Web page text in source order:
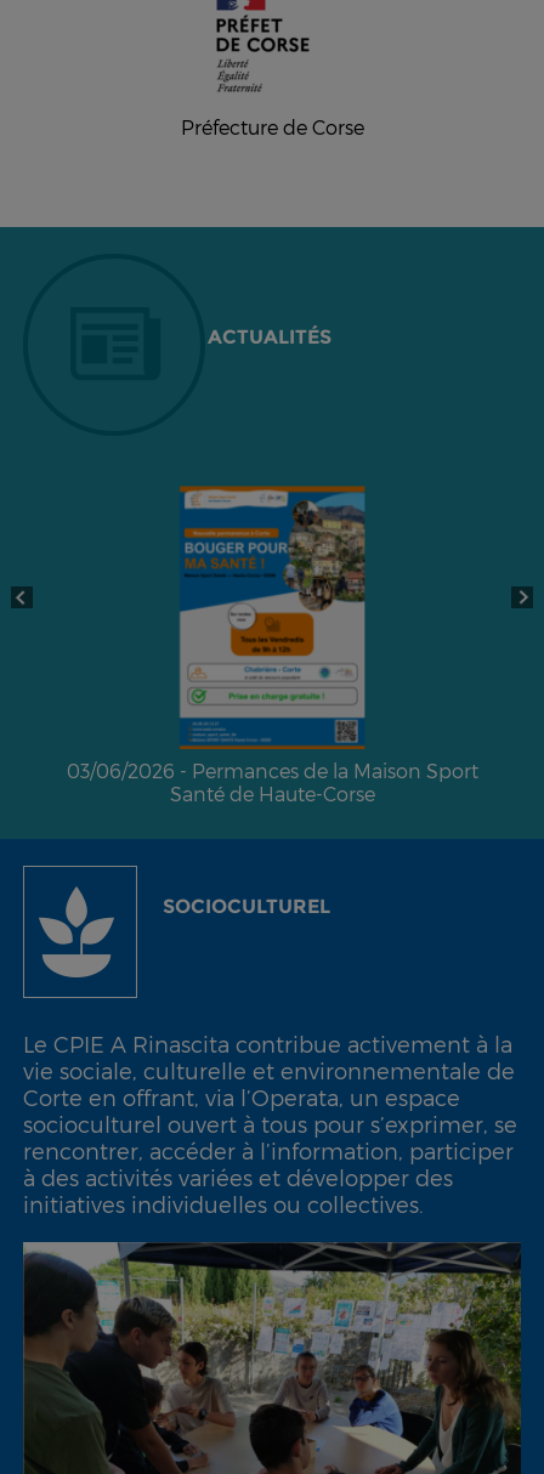
Préfecture de Corse
ACTUALITÉS
la Maison Sport
19/05/2026 - Appel à
SOCIOCULTUREL
Le CPIE A Rinascita contribue activement à la
vie sociale, culturelle et environnementale de
Corte en offrant, via l’Operata, un espace
socioculturel ouvert à tous pour s’exprimer, se
rencontrer, accéder à l’information, participer
à des activités variées et développer des
initiatives individuelles ou collectives.